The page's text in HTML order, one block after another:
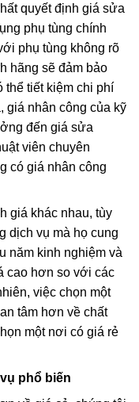
quyết định giá sửa
phụ tùng chính
phụ tùng không rõ
hãng sẽ đảm bảo
thể tiết kiệm chi phí
giá nhân công của kỹ
đến giá sửa
viên chuyên
có giá nhân công
giá khác nhau, tùy
dịch vụ mà họ cung
năm kinh nghiệm và
cao hơn so với các
việc chọn một
tâm hơn về chất
một nơi có giá rẻ
phổ biến